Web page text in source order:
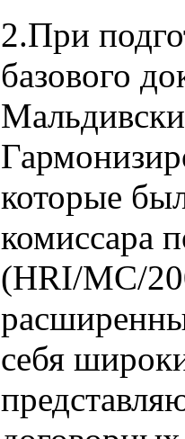
2.При
базового
которые
комиссара
(HRI/MC/
себя